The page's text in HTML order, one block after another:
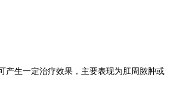
产生一定治疗效果，主要表现为肛周脓肿或